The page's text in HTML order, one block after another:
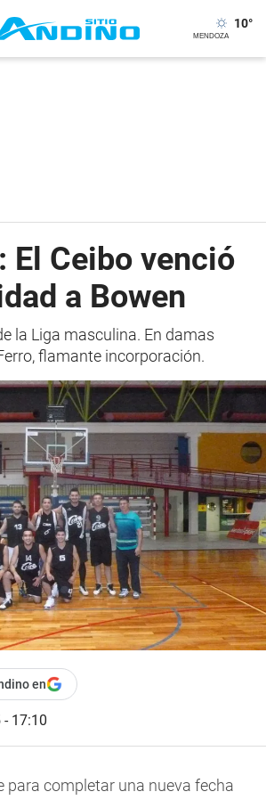
10°
El Ceibo venció
a Bowen
la Liga masculina. En damas
flamante incorporación.
en
17:10
para completar una nueva fecha